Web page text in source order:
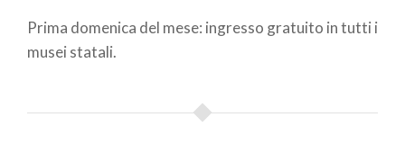
Prima domenica del mese: ingresso gratuito in tutti i
musei statali.